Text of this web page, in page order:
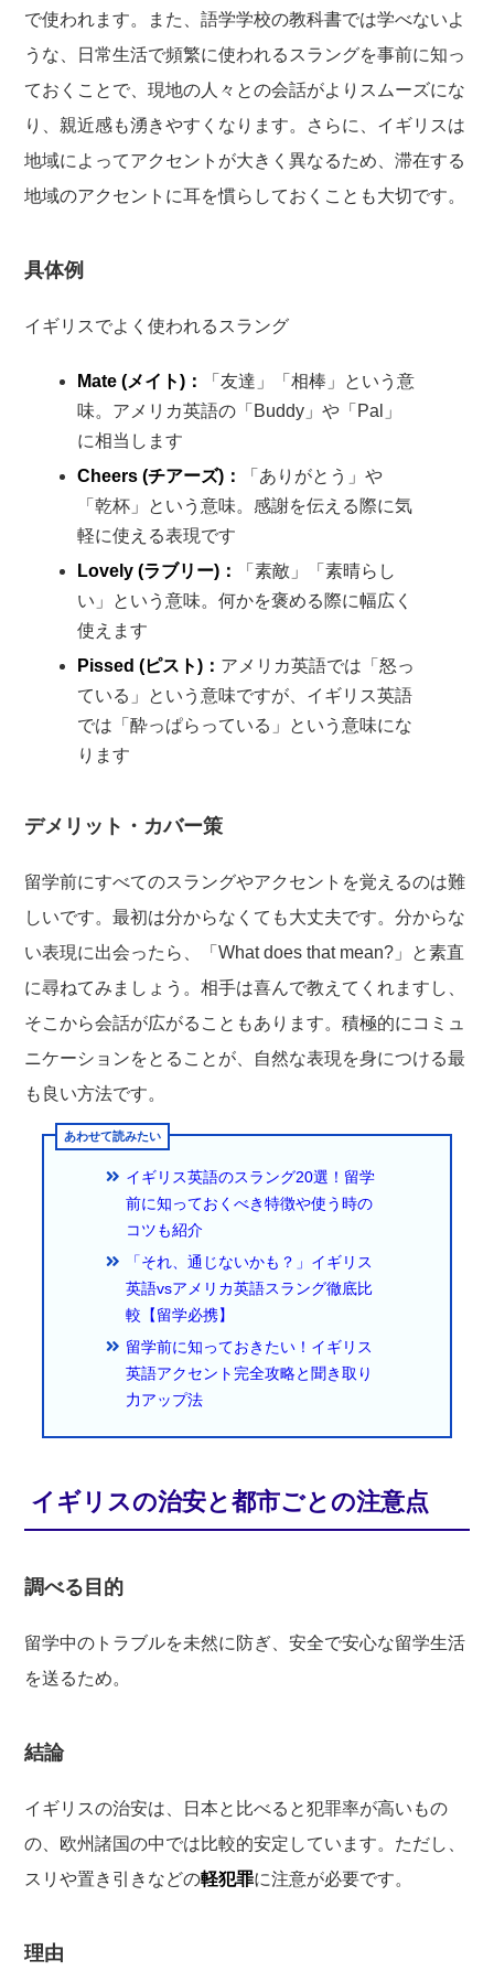
で使われます。また、語学学校の教科書では学べないよ
うな、日常生活で頻繁に使われるスラングを事前に知っ
ておくことで、現地の人々との会話がよりスムーズにな
り、親近感も湧きやすくなります。さらに、イギリスは
地域によってアクセントが大きく異なるため、滞在する
地域のアクセントに耳を慣らしておくことも大切です。
具体例
イギリスでよく使われるスラング
Mate (メイト)：
「友達」「相棒」という意
味。アメリカ英語の「Buddy」や「Pal」
に相当します
Cheers (チアーズ)：
「ありがとう」や
「乾杯」という意味。感謝を伝える際に気
軽に使える表現です
Lovely (ラブリー)：
「素敵」「素晴らし
い」という意味。何かを褒める際に幅広く
使えます
Pissed (ピスト)： アメリカ英語では「怒っ
ている」という意味ですが、イギリス英語
では「酔っぱらっている」という意味にな
ります
デメリット・カバー策
留学前にすべてのスラングやアクセントを覚えるのは難
しいです。最初は分からなくても大丈夫です。分からな
い表現に出会ったら、「What does that mean?」と素直
に尋ねてみましょう。相手は喜んで教えてくれますし、
そこから会話が広がることもあります。積極的にコミュ
ニケーションをとることが、自然な表現を身につける最
も良い方法です。
イギリス英語のスラング20選！留学
前に知っておくべき特徴や使う時の
コツも紹介
「それ、通じないかも？」イギリス
英語vsアメリカ英語スラング徹底比
較【留学必携】
留学前に知っておきたい！イギリス
英語アクセント完全攻略と聞き取り
力アップ法
イギリスの治安と都市ごとの注意点
調べる目的
留学中のトラブルを未然に防ぎ、安全で安心な留学生活
を送るため。
結論
イギリスの治安は、日本と比べると犯罪率が高いもの
の、欧州諸国の中では比較的安定しています。ただし、
スリや置き引きなどの軽犯罪に注意が必要です。
理由